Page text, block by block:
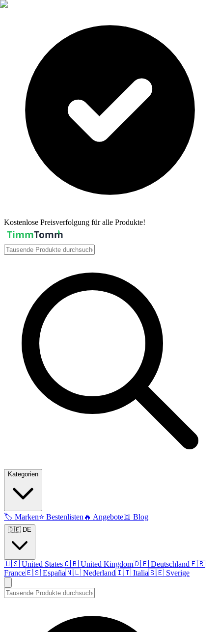
Kostenlose Preisverfolgung für alle Produkte!
Kategorien
🏷️ Marken⭐ Bestenlisten 🔥 Angebote📖 Blog
🇩🇪 DE
🇺🇸 United States🇬🇧 United Kingdom🇩🇪 Deutschland🇫🇷
France🇪🇸 España🇳🇱 Nederland🇮🇹 Italia🇸🇪 Sverige